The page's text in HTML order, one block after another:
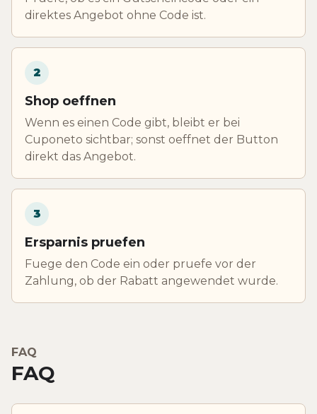
direktes Angebot ohne Code ist.
2
Shop oeffnen
Wenn es einen Code gibt, bleibt er bei
Cuponeto sichtbar; sonst oeffnet der Button
direkt das Angebot.
3
Ersparnis pruefen
Fuege den Code ein oder pruefe vor der
Zahlung, ob der Rabatt angewendet wurde.
FAQ
FAQ